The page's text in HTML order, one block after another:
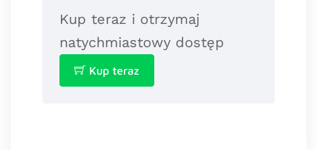
Kup teraz i otrzymaj
natychmiastowy dostęp
Kup teraz